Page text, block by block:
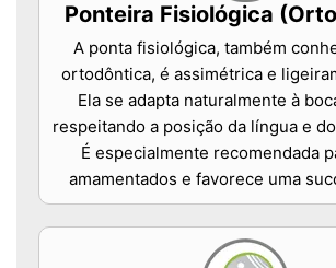
Ponteira Fisiológica
A ponta fisiológica, também
ortodôntica, é assimétrica e
Ela se adapta naturalmente à
respeitando a posição da língua e
É especialmente recomendada
amamentados e favorece uma